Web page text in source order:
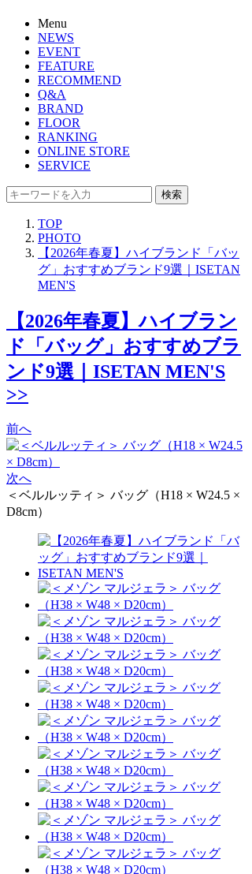
Menu
NEWS
EVENT
FEATURE
RECOMMEND
Q&A
BRAND
FLOOR
RANKING
ONLINE STORE
SERVICE
検索
TOP
PHOTO
【2026年春夏】ハイブランド「バッ
グ」おすすめブランド9選｜ISETAN
MEN'S
【2026年春夏】ハイブラン
ド「バッグ」おすすめブラ
ンド9選｜ISETAN MEN'S
>>
前へ
次へ
＜ベルルッティ＞ バッグ（H18 × W24.5 ×
D8cm）